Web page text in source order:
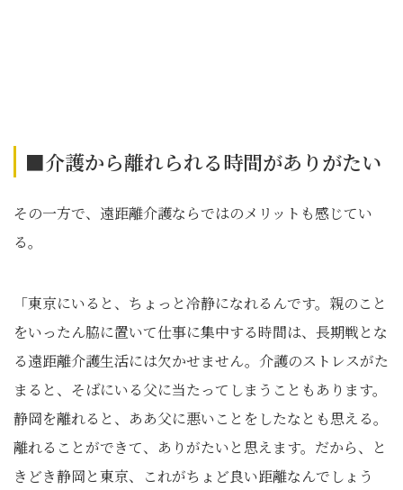
■介護から離れられる時間がありがたい
その一方で、遠距離介護ならではのメリットも感じてい
る。
「東京にいると、ちょっと冷静になれるんです。親のこと
をいったん脇に置いて仕事に集中する時間は、長期戦とな
る遠距離介護生活には欠かせません。介護のストレスがた
まると、そばにいる父に当たってしまうこともあります。
静岡を離れると、ああ父に悪いことをしたなとも思える。
離れることができて、ありがたいと思えます。だから、と
きどき静岡と東京、これがちょど良い距離なんでしょう